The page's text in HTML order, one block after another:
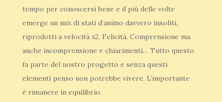
tempo per conoscersi bene e il più delle volte
emerge un mix di stati d’animo davvero insoliti,
riprodotti a velocità x2. Felicità, Comprensione ma
anche incomprensione e chiarimenti… Tutto questo
fa parte del nostro progetto e senza questi
elementi penso non potrebbe vivere. L’importante
è rimanere in equilibrio.